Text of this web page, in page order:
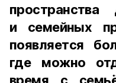
и семейных
появляется
где можно